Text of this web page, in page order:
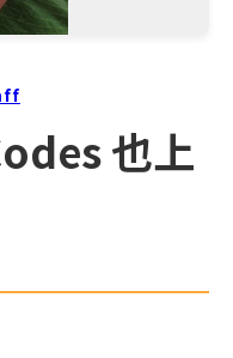
也上